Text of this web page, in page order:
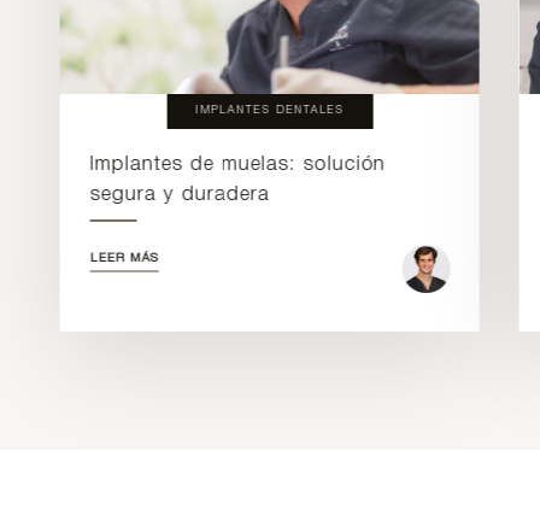
IMPLANTES DENTALES
Implantes de muelas: solución
segura y duradera
LEER MÁS